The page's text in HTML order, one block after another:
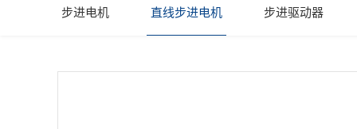
步进电机 直线步进电机 步进驱动器